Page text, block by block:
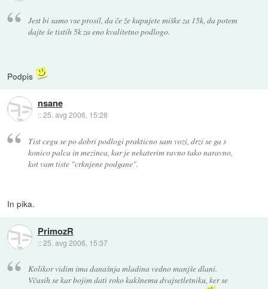
Jest bi samo vse prosil, da če že kupujete miške za 15k, da potem
dajte še tistih 5k za eno kvalitetno podlogo.
Podpis
nsane
::25. avg 2006, 15:28
Tist cegu se po dobri podlogi prakticno sam vozi, drzi se ga s
konico palca in mezinca, kar je nekaterim ravno tako naravno,
kot vam tiste "crknjene podgane".
In pika.
PrimozR
::25. avg 2006, 15:37
Kolikor vidim ima današnja mladina vedno manjše dlani.
Včasih se kar bojim dati roko kakšnemu dvajsetletniku, ker se